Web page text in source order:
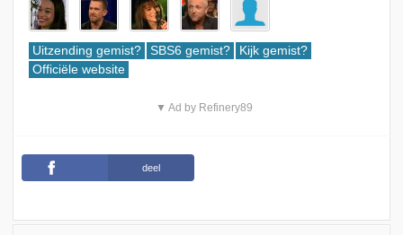
Uitzending gemist? SBS6 gemist?
Kijk gemist?
Officiële website
▼ Ad by Refinery89
deel